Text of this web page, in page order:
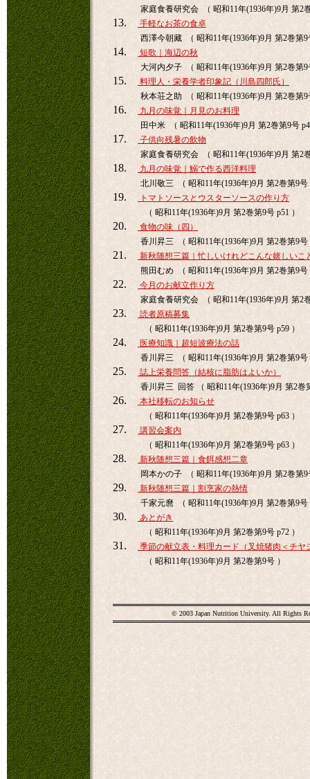
家庭食養研究会 （ 昭和11年(1936年)9月 第2
13.
手軽なお茶の食卓
西澤今朝藏 （ 昭和11年(1936年)9月 第2巻第9
14.
短歌｜海辺の秋
大河内夕子 （ 昭和11年(1936年)9月 第2巻第9
15.
料理人・栄養学者印象記（川島四郎氏）
秋本荘之助 （ 昭和11年(1936年)9月 第2巻第9
16.
九月の味覚｜月見のお料理
田中米 （ 昭和11年(1936年)9月 第2巻第9号
17.
子供向残暑の飲物
家庭食養研究会 （ 昭和11年(1936年)9月 第2
18.
九月の味覚｜鰯で作る西洋料理
北川敬三 （ 昭和11年(1936年)9月 第2巻第9号
19.
トマトソースとウスターソースの作り方
（ 昭和11年(1936年)9月 第2巻第9号 p51 ）
20.
食物の味（四）
香川昇三 （ 昭和11年(1936年)9月 第2巻第9号
21.
新秋随想三篇｜忙しいけれどこんな嬉しいこ
熊田むめ （ 昭和11年(1936年)9月 第2巻第9号
22.
今月のお献立作り方
家庭食養研究会 （ 昭和11年(1936年)9月 第2
23.
読者原稿募集
（ 昭和11年(1936年)9月 第2巻第9号 p59 ）
24.
医療知識｜超短波療法の話
香川昇三 （ 昭和11年(1936年)9月 第2巻第9号
25.
誌上栄養問答（結核に脂肪はよいか）
香川昇三 回答 （ 昭和11年(1936年)9月 第2巻
26.
本社移転のお知らせ
（ 昭和11年(1936年)9月 第2巻第9号 p63 ）
27.
講習会案内
（ 昭和11年(1936年)9月 第2巻第9号 p63 ）
28.
新秋随想三篇｜食餌感想二章
岡本かの子 （ 昭和11年(1936年)9月 第2巻第9
29.
新秋随想三篇｜割烹家の熱情
千家元麿 （ 昭和11年(1936年)9月 第2巻第9号
30.
あとがき
（ 昭和11年(1936年)9月 第2巻第9号 p72 ）
31.
季節の献立表・料理カード（叉焼猪肉＜チヤ
（ 昭和11年(1936年)9月 第2巻第9号 ）
© 2003 Japan Nutrition University. All Rights